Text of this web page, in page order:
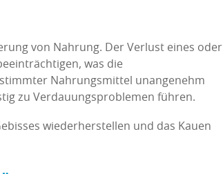
von Nahrung. Der Verlust eines oder
was die
Nahrungsmittel unangenehm
zu Verdauungsproblemen führen.
wiederherstellen und das Kauen